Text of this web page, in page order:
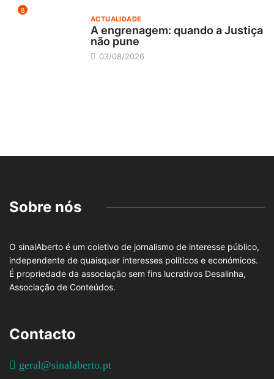
8
ACTUALIDADE
A engrenagem: quando a Justiça
não pune
03/08/2026
Sobre nós
O sinalAberto é um coletivo de jornalismo de interesse público,
independente de quaisquer interesses políticos e económicos.
É propriedade da associação sem fins lucrativos Desalinha,
Associação de Conteúdos.
Contacto
geral@sinalaberto.pt